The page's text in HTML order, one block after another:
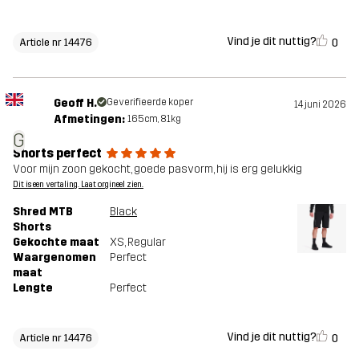
Article nr 14476 Vind je dit nuttig? 0
G
Geoff H. Geverifieerde koper 14 juni 2026
Afmetingen: 165cm, 81kg
Shorts perfect
Voor mijn zoon gekocht, goede pasvorm, hij is erg gelukkig
Dit is een vertaling. Laat orgineel zien.
Shred MTB
Shorts
Black
Gekochte maat XS, Regular
Waargenomen
maat
Perfect
Lengte Perfect
Article nr 14476 Vind je dit nuttig? 0